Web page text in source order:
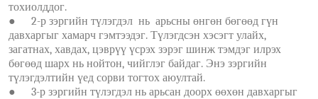
тохиолддог.
●
2-р зэргийн түлэгдэл нь арьсны өнгөн бөгөөд гүн
давхаргыг хамарч гэмтээдэг. Түлэгдсэн хэсэгт улайх,
загатнах, хавдах, цэврүү үсрэх зэрэг шинж тэмдэг илрэх
бөгөөд шарх нь нойтон, чийглэг байдаг. Энэ зэргийн
түлэгдэлтийн үед сорви тогтох аюултай.
●
3-р зэргийн түлэгдэл нь арьсан доорх өөхөн давхаргыг